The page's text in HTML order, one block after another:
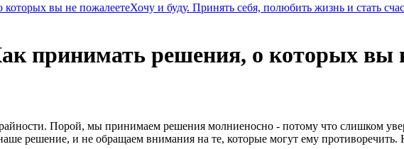
вы не пожалеетеХочу и буду. Принять себя, полюбить жизнь и стать
принимать решения, о которых вы
Порой, мы принимаем решения молниеносно - потому что слишком
решение, и не обращаем внимания на те, которые могут ему